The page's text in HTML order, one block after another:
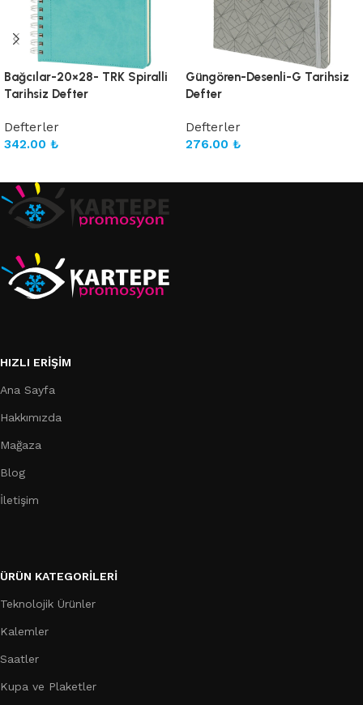
Bağcılar-20×28- TRK Spiralli
Tarihsiz Defter
Defterler
342.00 ₺
Güngören-Desenli-G Tarihsiz
Defter
Defterler
276.00 ₺
HIZLI ERIŞIM
Ana Sayfa
Hakkımızda
Mağaza
Blog
İletişim
ÜRÜN KATEGORILERI
Teknolojik Ürünler
Kalemler
Saatler
Kupa ve Plaketler